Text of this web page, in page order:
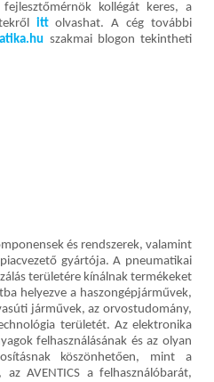
kollégát keres, a
ittolvashat. A cég további
szakmai blogon tekintheti
és rendszerek, valamint
gyártója. A pneumatikai
területére kínálnak termékeket
helyezve a haszongépjárművek,
járművek, az orvostudomány,
területét. Az elektronika
felhasználásának és az olyan
köszönhetően, mint a
AVENTICS a felhasználóbarát,